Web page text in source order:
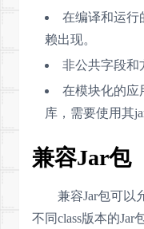
在编译和运行
赖出现。
非公共字段和
在模块化的应
库，需要使用其
兼容Jar包
兼容Jar包可以
不同class版本的Jar